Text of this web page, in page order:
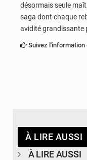
désormais seule
saga dont chaque
avidité grandissante
Suivez
À LIRE AUSSI
À LIRE AUSSI